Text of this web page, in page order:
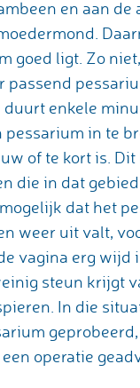
en aan de
goed ligt. Zo
passend
enkele
pessarium in te
of te kort is.
die in dat
dat het
weer uit valt,
vagina erg wijd
steun krijgt
In die
operatie